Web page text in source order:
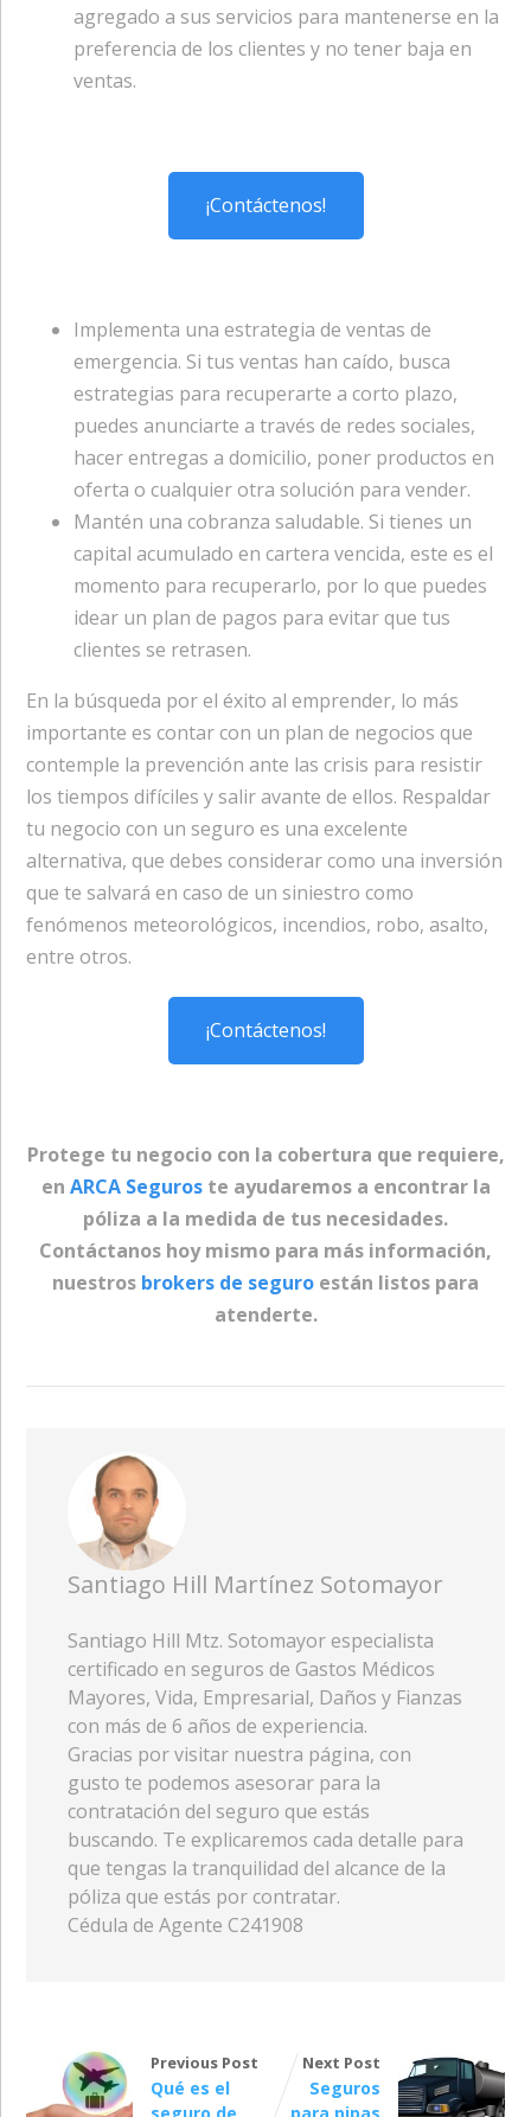
agregado a sus servicios para mantenerse en la
preferencia de los clientes y no tener baja en
ventas.
¡Contáctenos!
Implementa una estrategia de ventas de
emergencia. Si tus ventas han caído, busca
estrategias para recuperarte a corto plazo,
puedes anunciarte a través de redes sociales,
hacer entregas a domicilio, poner productos en
oferta o cualquier otra solución para vender.
Mantén una cobranza saludable. Si tienes un
capital acumulado en cartera vencida, este es el
momento para recuperarlo, por lo que puedes
idear un plan de pagos para evitar que tus
clientes se retrasen.
En la búsqueda por el éxito al emprender, lo más
importante es contar con un plan de negocios que
contemple la prevención ante las crisis para resistir
los tiempos difíciles y salir avante de ellos. Respaldar
tu negocio con un seguro es una excelente
alternativa, que debes considerar como una inversión
que te salvará en caso de un siniestro como
fenómenos meteorológicos, incendios, robo, asalto,
entre otros.
¡Contáctenos!
Protege tu negocio con la cobertura que requiere,
en ARCA Seguroste ayudaremos a encontrar la
póliza a la medida de tus necesidades.
Contáctanos hoy mismo para más información,
nuestros brokers de seguro están listos para
atenderte.
Santiago Hill Martínez Sotomayor
Santiago Hill Mtz. Sotomayor especialista
certificado en seguros de Gastos Médicos
Mayores, Vida, Empresarial, Daños y Fianzas
con más de 6 años de experiencia.
Gracias por visitar nuestra página, con
gusto te podemos asesorar para la
contratación del seguro que estás
buscando. Te explicaremos cada detalle para
que tengas la tranquilidad del alcance de la
póliza que estás por contratar.
Cédula de Agente C241908
Previous Post
Qué es el
Next Post
Seguros